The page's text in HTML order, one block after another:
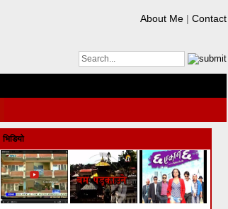
About Me | Contact
भिडियो